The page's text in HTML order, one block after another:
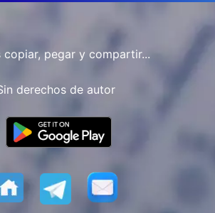
copiar, pegar y compartir...
derechos de autor